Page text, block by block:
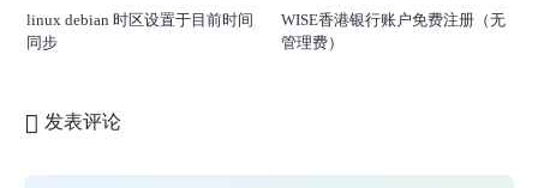
linux debian 时区设置于目前时间
同步
WISE香港银行账户免费注册（无
管理费）
发表评论